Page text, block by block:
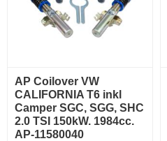
AP Coilover VW
CALIFORNIA T6 inkl
Camper SGC, SGG, SHC
2.0 TSI 150kW. 1984cc.
AP-11580040